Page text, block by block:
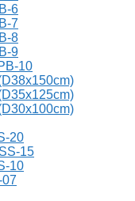
6
7
8
9
10
20
15
10